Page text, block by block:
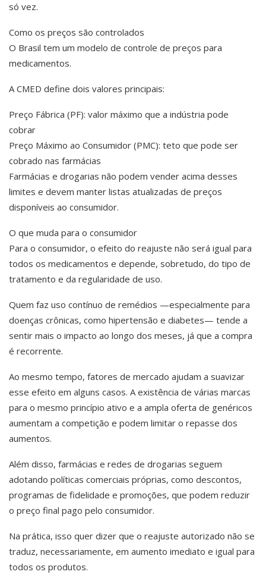
só vez.
Como os preços são controlados
O Brasil tem um modelo de controle de preços para
medicamentos.
A CMED define dois valores principais:
Preço Fábrica (PF): valor máximo que a indústria pode
cobrar
Preço Máximo ao Consumidor (PMC): teto que pode ser
cobrado nas farmácias
Farmácias e drogarias não podem vender acima desses
limites e devem manter listas atualizadas de preços
disponíveis ao consumidor.
O que muda para o consumidor
Para o consumidor, o efeito do reajuste não será igual para
todos os medicamentos e depende, sobretudo, do tipo de
tratamento e da regularidade de uso.
Quem faz uso contínuo de remédios —especialmente para
doenças crônicas, como hipertensão e diabetes— tende a
sentir mais o impacto ao longo dos meses, já que a compra
é recorrente.
Ao mesmo tempo, fatores de mercado ajudam a suavizar
esse efeito em alguns casos. A existência de várias marcas
para o mesmo princípio ativo e a ampla oferta de genéricos
aumentam a competição e podem limitar o repasse dos
aumentos.
Além disso, farmácias e redes de drogarias seguem
adotando políticas comerciais próprias, como descontos,
programas de fidelidade e promoções, que podem reduzir
o preço final pago pelo consumidor.
Na prática, isso quer dizer que o reajuste autorizado não se
traduz, necessariamente, em aumento imediato e igual para
todos os produtos.